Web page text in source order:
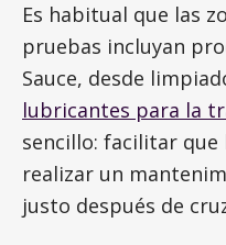
Es habitual que las
pruebas incluyan
Sauce, desde
lubricantes para la
sencillo: facilitar
realizar un
justo después de